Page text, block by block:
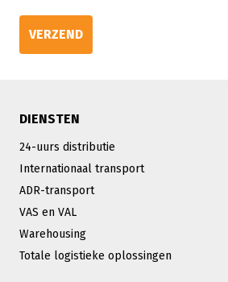
VERZEND
DIENSTEN
24-uurs distributie
Internationaal transport
ADR-transport
VAS en VAL
Warehousing
Totale logistieke oplossingen